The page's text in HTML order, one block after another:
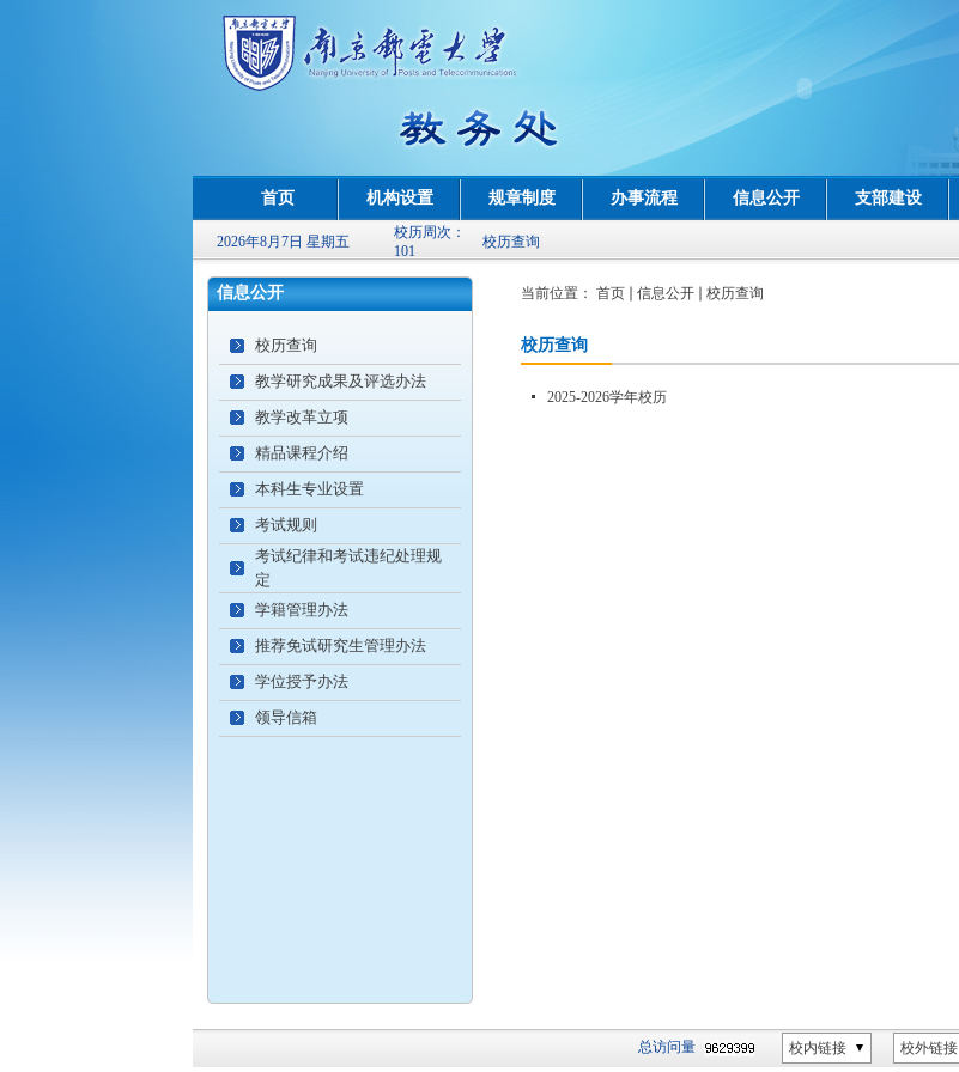
首页 机构设置 规章制度 办事流程 信息公开 支部建设
2026年8月7日 星期五
校历周次：
101
校历查询
信息公开 当前位置： 首页 信息公开 校历查询
校历查询
教学研究成果及评选办法
教学改革立项
精品课程介绍
本科生专业设置
考试规则
考试纪律和考试违纪处理规
定
学籍管理办法
推荐免试研究生管理办法
学位授予办法
领导信箱
校历查询
2025-2026学年校历
总访问量 校内链接 校外链接